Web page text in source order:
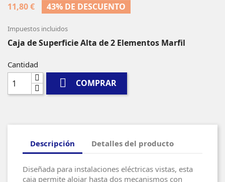
11,80 €
43% DE DESCUENTO
Impuestos incluidos
Caja de Superficie Alta de 2 Elementos Marfil
Cantidad
 COMPRAR
Descripción Detalles del producto
Diseñada para instalaciones eléctricas vistas, esta
caja permite alojar hasta dos mecanismos con